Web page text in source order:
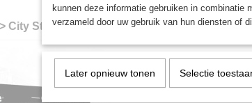
> City States: Flogobolon War Chariot
City
Chariot
kunnen deze informatie gebruiken in combinatie
verzameld door uw gebruik van hun diensten of
Later opnieuw tonen Selectie